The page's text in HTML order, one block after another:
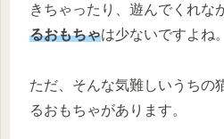
きちゃったり、遊んでくれな
るおもちゃは少ないですよね。
ただ、そんな気難しいうちの
るおもちゃがあります。